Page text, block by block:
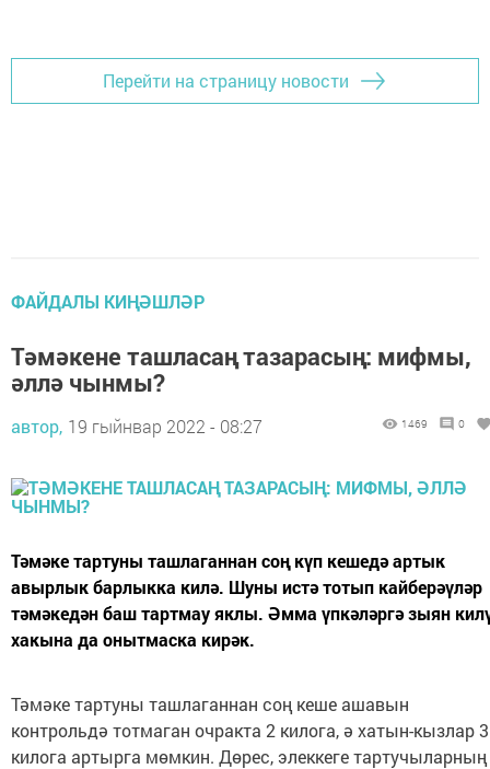
Перейти на страницу новости
ФАЙДАЛЫ КИҢӘШЛӘР
Тәмәкене ташласаң тазарасың: мифмы,
әллә чынмы?
автор, 19 гыйнвар 2022 - 08:27 1469 0
Тәмәке тартуны ташлаганнан соң күп кешедә артык
авырлык барлыкка килә. Шуны истә тотып кайберәүләр
тәмәкедән баш тартмау яклы. Әмма үпкәләргә зыян
хакына да онытмаска кирәк.
Тәмәке тартуны ташлаганнан соң кеше ашавын
контрольдә тотмаган очракта 2 килога, ә хатын-кызлар 3
килога артырга мөмкин. Дөрес, элеккеге тартучыларның